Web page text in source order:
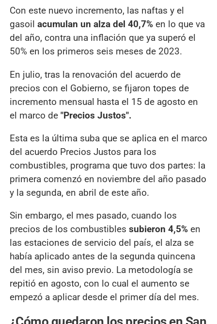
Con este nuevo incremento, las naftas y el
gasoil acumulan un alza del 40,7% en lo que va
del año, contra una inflación que ya superó el
50% en los primeros seis meses de 2023.
En julio, tras la renovación del acuerdo de
precios con el Gobierno, se fijaron topes de
incremento mensual hasta el 15 de agosto en
el marco de "Precios Justos".
Esta es la última suba que se aplica en el marco
del acuerdo Precios Justos para los
combustibles, programa que tuvo dos partes: la
primera comenzó en noviembre del año pasado
y la segunda, en abril de este año.
Sin embargo, el mes pasado, cuando los
precios de los combustibles subieron 4,5% en
las estaciones de servicio del país, el alza se
había aplicado antes de la segunda quincena
del mes, sin aviso previo. La metodología se
repitió en agosto, con lo cual el aumento se
empezó a aplicar desde el primer día del mes.